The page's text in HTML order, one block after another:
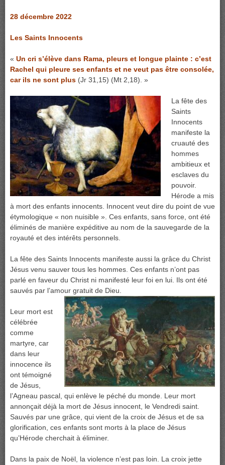
28 décembre 2022
Les Saints Innocents
« Un cri s’élève dans Rama, pleurs et longue plainte : c’est
Rachel qui pleure ses enfants et ne veut pas être consolée,
car ils ne sont plus (Jr 31,15) (Mt 2,18). »
La fête des
Saints
Innocents
manifeste la
cruauté des
hommes
ambitieux et
esclaves du
pouvoir.
Hérode a mis
à mort des enfants innocents. Innocent veut dire du point de vue
étymologique « non nuisible ». Ces enfants, sans force, ont été
éliminés de manière expéditive au nom de la sauvegarde de la
royauté et des intérêts personnels.
La fête des Saints Innocents manifeste aussi la grâce du Christ
Jésus venu sauver tous les hommes. Ces enfants n’ont pas
parlé en faveur du Christ ni manifesté leur foi en lui. Ils ont été
sauvés par l’amour gratuit de Dieu.
Leur mort est
célébrée
comme
martyre, car
dans leur
innocence ils
ont témoigné
de Jésus,
l’Agneau pascal, qui enlève le péché du monde. Leur mort
annonçait déjà la mort de Jésus innocent, le Vendredi saint.
Sauvés par une grâce, qui vient de la croix de Jésus et de sa
glorification, ces enfants sont morts à la place de Jésus
qu’Hérode cherchait à éliminer.
Dans la paix de Noël, la violence n’est pas loin. La croix jette